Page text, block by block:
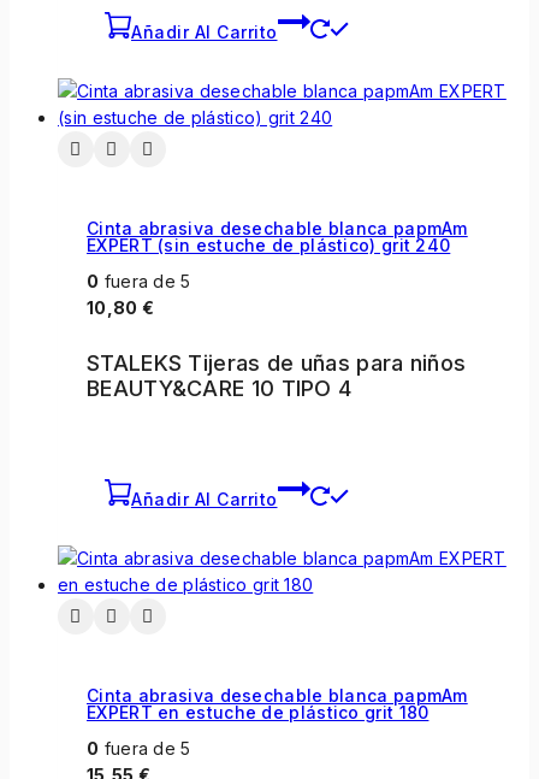
Añadir Al Carrito
Cinta abrasiva desechable blanca papmAm
EXPERT (sin estuche de plástico) grit 240
0 fuera de 5
10,80 €
STALEKS Tijeras de uñas para niños
BEAUTY&CARE 10 TIPO 4
Añadir Al Carrito
Cinta abrasiva desechable blanca papmAm
EXPERT en estuche de plástico grit 180
0 fuera de 5
15,55 €